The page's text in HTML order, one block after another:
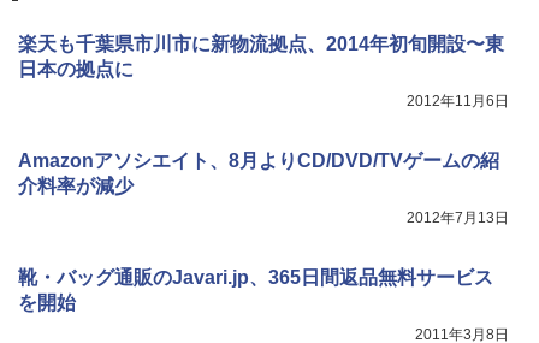
楽天も千葉県市川市に新物流拠点、2014年初旬開設〜東
日本の拠点に
2012年11月6日
Amazonアソシエイト、8月よりCD/DVD/TVゲームの紹
介料率が減少
2012年7月13日
靴・バッグ通販のJavari.jp、365日間返品無料サービス
を開始
2011年3月8日